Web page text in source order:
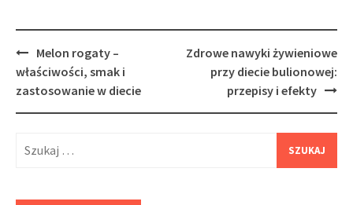
Post
navigation
Melon rogaty –
właściwości, smak i
zastosowanie w diecie
Zdrowe nawyki żywieniowe
przy diecie bulionowej:
przepisy i efekty